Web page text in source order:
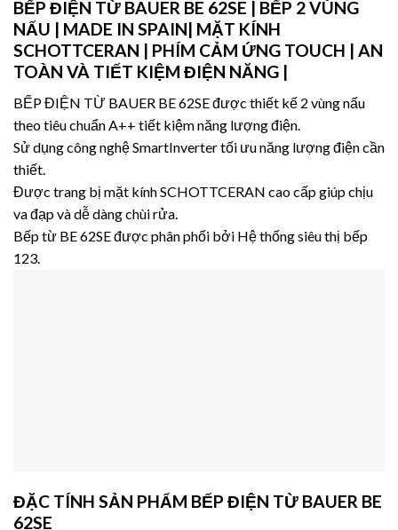
BẾP ĐIỆN TỪ BAUER BE 62SE | BẾP 2 VÙNG
NẤU | MADE IN SPAIN| MẶT KÍNH
SCHOTTCERAN | PHÍM CẢM ỨNG TOUCH | AN
TOÀN VÀ TIẾT KIỆM ĐIỆN NĂNG |
BẾP ĐIỆN TỪ BAUER BE 62SE được thiết kế 2 vùng nấu
theo tiêu chuẩn A++ tiết kiệm năng lượng điện.
Sử dụng công nghệ SmartInverter tối ưu năng lượng điện cần
thiết.
Được trang bị mặt kính SCHOTTCERAN cao cấp giúp chịu
va đạp và dễ dàng chùi rửa.
Bếp từ BE 62SE được phân phối bởi Hệ thống siêu thị bếp
123.
ĐẶC TÍNH SẢN PHẨM BẾP ĐIỆN TỪ BAUER BE
62SE